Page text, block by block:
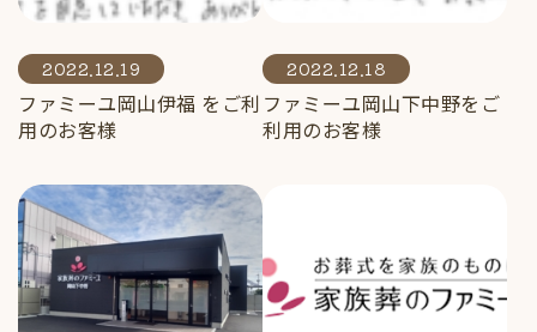
2022.12.19
ファミーユ岡山伊福 をご利
用のお客様
2022.12.18
ファミーユ岡山下中野をご
利用のお客様